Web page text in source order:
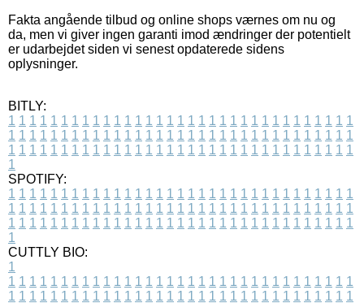
Fakta angående tilbud og online shops værnes om nu og
da, men vi giver ingen garanti imod ændringer der potentielt
er udarbejdet siden vi senest opdaterede sidens
oplysninger.
BITLY:
1 1 1 1 1 1 1 1 1 1 1 1 1 1 1 1 1 1 1 1 1 1 1 1 1 1 1 1 1 1 1 1 1
1 1 1 1 1 1 1 1 1 1 1 1 1 1 1 1 1 1 1 1 1 1 1 1 1 1 1 1 1 1 1 1 1
1 1 1 1 1 1 1 1 1 1 1 1 1 1 1 1 1 1 1 1 1 1 1 1 1 1 1 1 1 1 1 1 1
1
SPOTIFY:
1 1 1 1 1 1 1 1 1 1 1 1 1 1 1 1 1 1 1 1 1 1 1 1 1 1 1 1 1 1 1 1 1
1 1 1 1 1 1 1 1 1 1 1 1 1 1 1 1 1 1 1 1 1 1 1 1 1 1 1 1 1 1 1 1 1
1 1 1 1 1 1 1 1 1 1 1 1 1 1 1 1 1 1 1 1 1 1 1 1 1 1 1 1 1 1 1 1 1
1
CUTTLY BIO:
1
1 1 1 1 1 1 1 1 1 1 1 1 1 1 1 1 1 1 1 1 1 1 1 1 1 1 1 1 1 1 1 1 1
1 1 1 1 1 1 1 1 1 1 1 1 1 1 1 1 1 1 1 1 1 1 1 1 1 1 1 1 1 1 1 1 1